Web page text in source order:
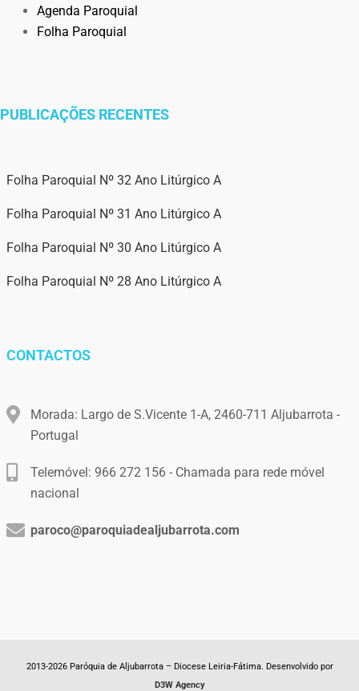
Agenda Paroquial
Folha Paroquial
PUBLICAÇÕES RECENTES
Folha Paroquial Nº 32 Ano Litúrgico A
Folha Paroquial Nº 31 Ano Litúrgico A
Folha Paroquial Nº 30 Ano Litúrgico A
Folha Paroquial Nº 28 Ano Litúrgico A
CONTACTOS
Morada: Largo de S.Vicente 1-A, 2460-711 Aljubarrota -
Portugal
Telemóvel: 966 272 156 - Chamada para rede móvel
nacional
paroco@paroquiadealjubarrota.com
2013-2026 Paróquia de Aljubarrota – Diocese Leiria-Fátima. Desenvolvido por
D3W Agency